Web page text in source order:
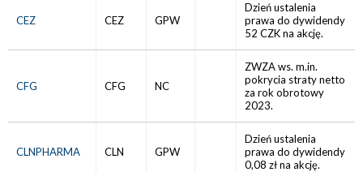
CEZ CEZ GPW
Dzień ustalenia
prawa do dywidendy
52 CZK na akcję.
CFG CFG NC
ZWZA ws. m.in.
pokrycia straty netto
za rok obrotowy
2023.
CLNPHARMA CLN GPW
Dzień ustalenia
prawa do dywidendy
0,08 zł na akcję.